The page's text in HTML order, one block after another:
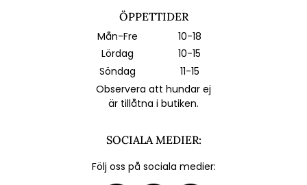
ÖPPETTIDER
Mån-Fre
10-18
Lördag
10-15
Söndag
11-15
Observera att hundar ej
är tillåtna i butiken.
SOCIALA MEDIER:
Följ oss på sociala medier: